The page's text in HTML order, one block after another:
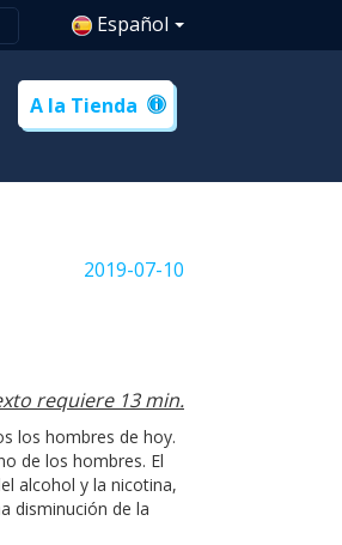
Español
A la Tienda
2019-07-10
requiere 13 min.
los hombres de hoy.
de los hombres. El
alcohol y la nicotina,
disminución de la